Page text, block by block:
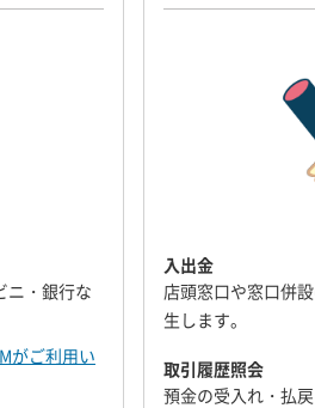
ニ・銀行な
がご利用い
入出金
店頭窓口や窓口併
生します。
取引履歴照会
預金の受入れ・払